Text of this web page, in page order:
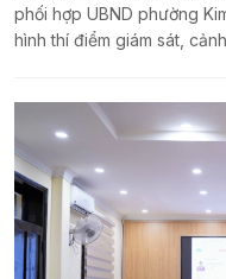
phối hợp UBND phường
hình thí điểm giám sát,
trên ứng dụng Hue-S.